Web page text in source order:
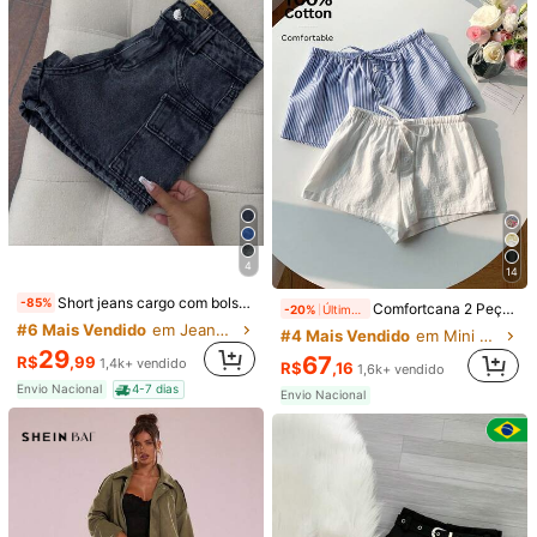
13
-25% Últimos 1 dias Saia Lápis de Cintura Alta Sólida com Rosa de Pedra Preciosa para Deslocamento de Outono, Profissional de Volta às Aulas, Preta
(1000+)
R$51,71900+ vendido
GlowEve Shorts Elegantes Femininos de Cor Sólida com Retalhos de Renda, Verão
#1 Mais Vendido
em Cintura de saco de papel Shorts Femininos
R$65,521k+ vendido
11
INAWLY Shorts casuais femininos de cor sólida, simples e na moda para uso diário
#7 Mais Vendido
em Branco Shorts Femininos
4
-85% Short jeans cargo com bolsos laterais
#6 Mais Vendido
em Jeans Shorts Femininos
R$29,99 1,4k+ vendido
Envio Nacional 4-7 dias
14
-20% Comfortcana 2 Peças Short Listrado de Linho Feminino
#4 Mais Vendido
em Mini Shorts Shorts Femininos
R$67,16 1,6k+ vendido
Envio Nacional